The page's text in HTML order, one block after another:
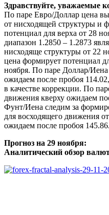
Здравствуйте, уважаемые
По паре Евро/Доллар цена
от нисходящей структуры и
потенциал для верха от 28
диапазон 1.2850 – 1.2873
нисходяще структуры от 22
цена формирует потенциал
ноября. По паре Доллар/
ожидаем после пробоя
в качестве коррекции. По
движения кверху ожидаем
Фунт/Иена следим за
для восходящего движения
ожидаем после пробоя 145.86.
Прогноз на 29 ноября:
Аналитический обзор